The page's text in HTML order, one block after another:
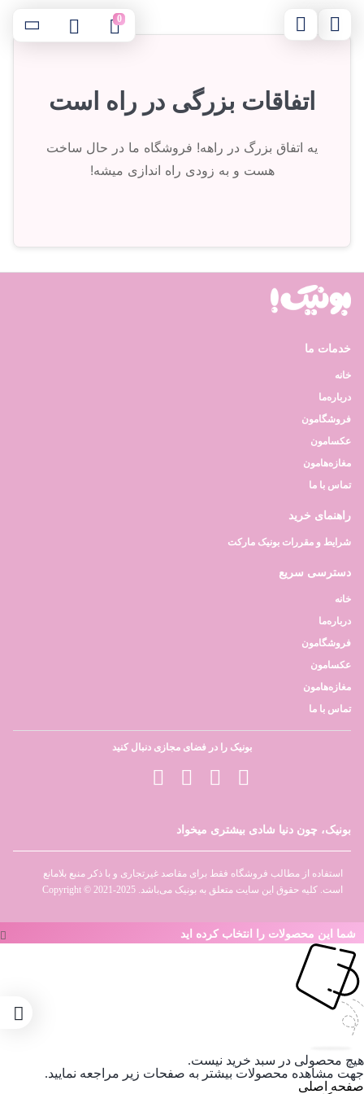
0
اتفاقات بزرگی در راه است
یه اتفاق بزرگ در راهه! فروشگاه ما در حال ساخت
هست و به زودی راه اندازی میشه!
خدمات ما
خانه
درباره‌ما
فروشگامون
عکسامون
مغازه‌هامون
تماس با ما
راهنمای خرید
شرایط و مقررات بونیک مارکت
دسترسی سریع
خانه
درباره‌ما
فروشگامون
عکسامون
مغازه‌هامون
تماس با ما
بونیک را در فضای مجازی دنبال کنید
بونیک، چون دنیا شادی بیشتری میخواد
استفاده از مطالب فروشگاه فقط برای مقاصد غیرتجاری و با ذکر منبع بلامانع
است. کلیه حقوق این سایت متعلق به بونیک می‌باشد. Copyright © 2021-2025
شما این محصولات را انتخاب کرده اید
هیچ محصولی در سبد خرید نیست.
جهت مشاهده محصولات بیشتر به صفحات زیر مراجعه نمایید.
صفحه اصلی